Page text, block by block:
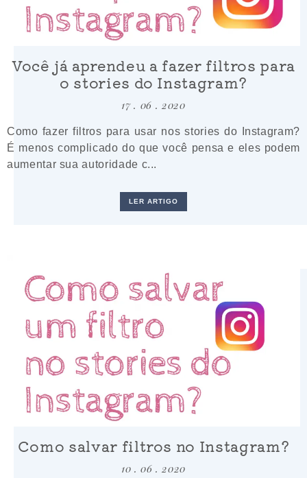
Você já aprendeu a fazer filtros para
o stories do Instagram?
17 . 06 . 2020
Como fazer filtros para usar nos stories do Instagram?
É menos complicado do que você pensa e eles podem
aumentar sua autoridade c...
LER ARTIGO
Como salvar filtros no Instagram?
10 . 06 . 2020